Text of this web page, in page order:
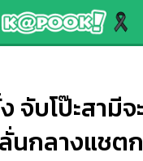
จับโป๊ะสามีจ
นกลางแชต